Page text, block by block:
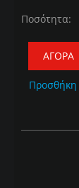
Ποσότητα:
ΑΓΟΡΆ